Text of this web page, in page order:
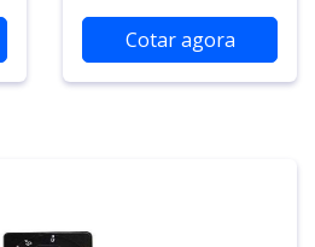
Cotar agora